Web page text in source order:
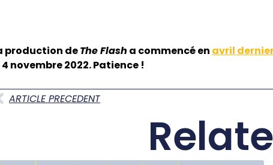
production deThe Flash a commencé en avril
4 novembre 2022. Patience !
ARTICLE PRECEDENT